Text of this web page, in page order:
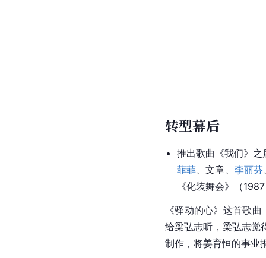
转型幕后
推出歌曲《我们》之
菲菲、文章、 李丽芬
《化装舞会》（
《驿动的心》这首歌曲
给梁弘志听，梁弘志觉
制作，将姜育恒的事业